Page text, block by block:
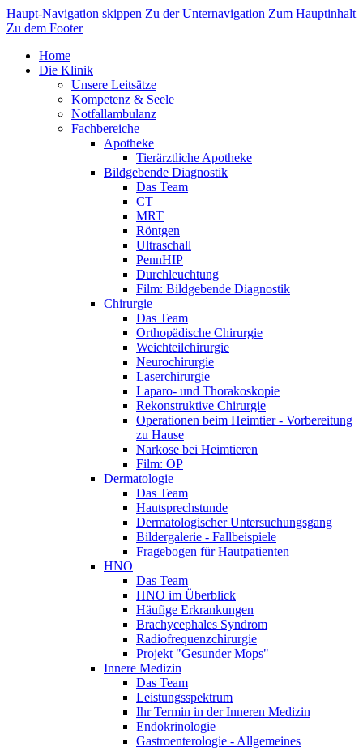
Haupt-Navigation skippen Zu der Unternavigation Zum Hauptinhalt
Zu dem Footer
Home
Die Klinik
Unsere Leitsätze
Kompetenz & Seele
Notfallambulanz
Fachbereiche
Apotheke
Tierärztliche Apotheke
Bildgebende Diagnostik
Das Team
CT
MRT
Röntgen
Ultraschall
PennHIP
Durchleuchtung
Film: Bildgebende Diagnostik
Chirurgie
Das Team
Orthopädische Chirurgie
Weichteilchirurgie
Neurochirurgie
Laserchirurgie
Laparo- und Thorakoskopie
Rekonstruktive Chirurgie
Operationen beim Heimtier - Vorbereitung
zu Hause
Narkose bei Heimtieren
Film: OP
Dermatologie
Das Team
Hautsprechstunde
Dermatologischer Untersuchungsgang
Bildergalerie - Fallbeispiele
Fragebogen für Hautpatienten
HNO
Das Team
HNO im Überblick
Häufige Erkrankungen
Brachycephales Syndrom
Radiofrequenzchirurgie
Projekt "Gesunder Mops"
Innere Medizin
Das Team
Leistungsspektrum
Ihr Termin in der Inneren Medizin
Endokrinologie
Gastroenterologie - Allgemeines